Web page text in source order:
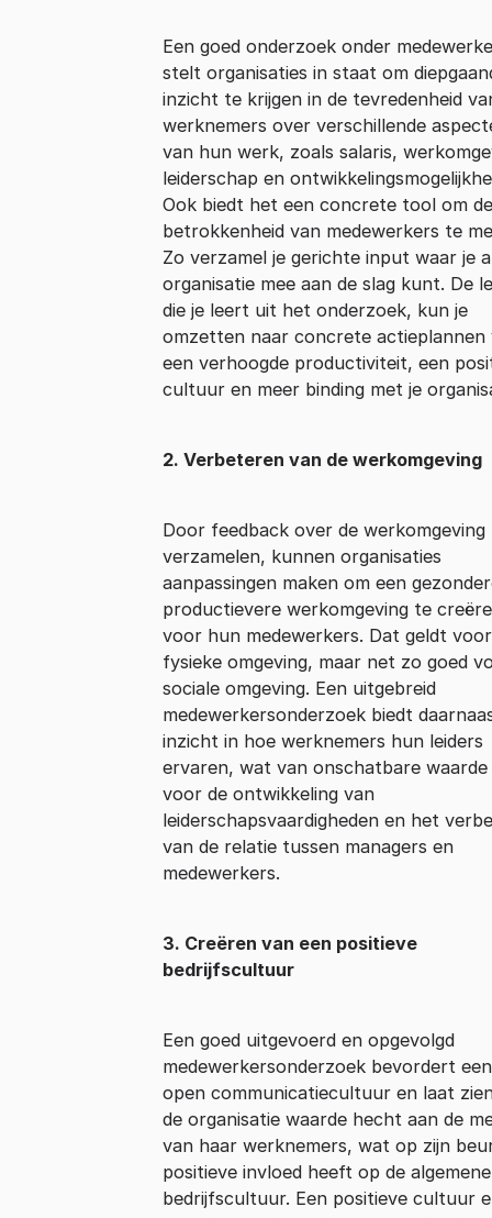
Een goed onderzoek onder
stelt organisaties in staat om
inzicht te krijgen in de tevredenheid
werknemers over verschillende
van hun werk, zoals salaris,
leiderschap en
Ook biedt het een concrete tool om de
betrokkenheid van medewerkers te
Zo verzamel je gerichte input waar je
organisatie mee aan de slag kunt. De
die je leert uit het onderzoek, kun je
omzetten naar concrete actieplannen
een verhoogde productiviteit, een
cultuur en meer binding met je
2. Verbeteren van de werkomgeving
Door feedback over de werkomgeving
verzamelen, kunnen organisaties
aanpassingen maken om een
productievere werkomgeving te
voor hun medewerkers. Dat geldt
fysieke omgeving, maar net zo goed
sociale omgeving. Een uitgebreid
medewerkersonderzoek biedt
inzicht in hoe werknemers hun leiders
ervaren, wat van onschatbare waarde
voor de ontwikkeling van
leiderschapsvaardigheden en het
van de relatie tussen managers en
medewerkers.
3. Creëren van een positieve
bedrijfscultuur
Een goed uitgevoerd en opgevolgd
medewerkersonderzoek bevordert een
open communicatiecultuur en laat
de organisatie waarde hecht aan de
van haar werknemers, wat op zijn
positieve invloed heeft op de algemene
bedrijfscultuur. Een positieve cultuur